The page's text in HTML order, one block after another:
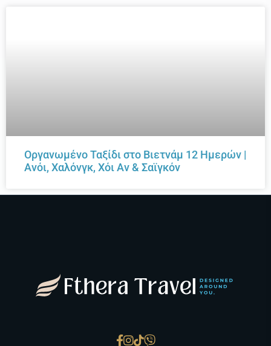
Οργανωμένο Ταξίδι στο Βιετνάμ 12 Ημερών |
Ανόι, Χαλόνγκ, Χόι Αν & Σαϊγκόν